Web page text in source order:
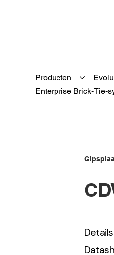
Producten
Enterprise Brick-Tie-
Details